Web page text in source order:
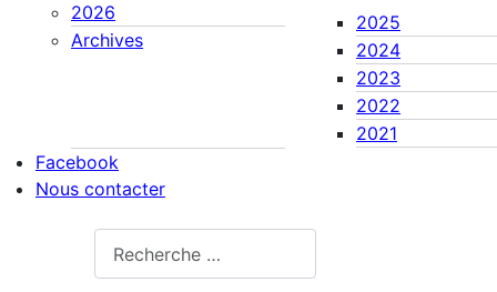
2026
Archives
2025
2024
2023
2022
2021
Facebook
Nous contacter